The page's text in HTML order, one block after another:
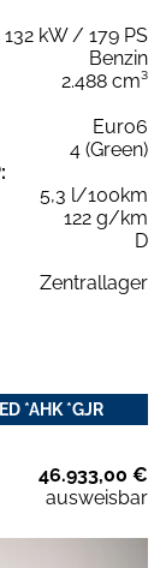
132 kW / 179 PS
Benzin
2.488 cm³
Euro6
4 (Green)
5,3 l/100km
122 g/km
D
Zentrallager
*AHK *GJR
46.933,00 €
ausweisbar